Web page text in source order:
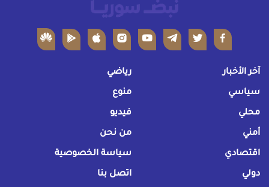
آخر الأخبار
سياسي
محلي
أمني
اقتصادي
دولي
رياضي
منوع
فيديو
من نحن
سياسة الخصوصية
اتصل بنا